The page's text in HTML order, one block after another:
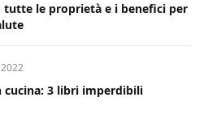
tutte le proprietà e i benefici per
cucina: 3 libri imperdibili